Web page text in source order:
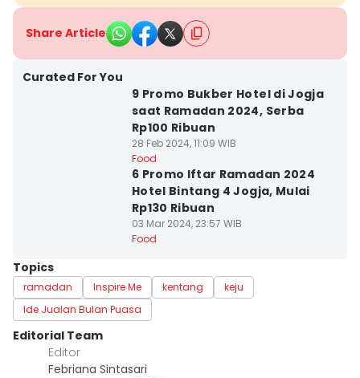
Share Article
Curated For You
9 Promo Bukber Hotel di Jogja
saat Ramadan 2024, Serba
Rp100 Ribuan
28 Feb 2024, 11:09 WIB
Food
6 Promo Iftar Ramadan 2024
Hotel Bintang 4 Jogja, Mulai
Rp130 Ribuan
03 Mar 2024, 23:57 WIB
Food
Topics
ramadan Inspire Me kentang
keju
Ide Jualan Bulan Puasa
Editorial Team
Editor
Febriana Sintasari